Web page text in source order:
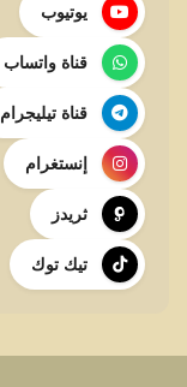
يوتيوب
قناة واتساب
قناة تيليجرام
إنستغرام
ثريدز
تيك توك